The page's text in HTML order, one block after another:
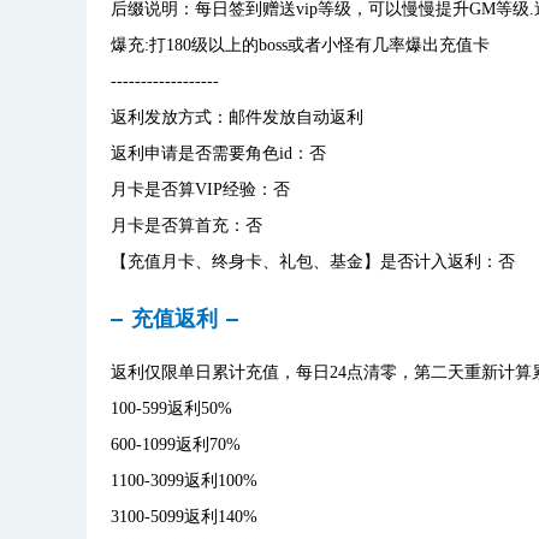
后缀说明：每日签到赠送vip等级，可以慢慢提升GM等级.
爆充:打180级以上的boss或者小怪有几率爆出充值卡
------------------
返利发放方式：邮件发放自动返利
返利申请是否需要角色id：否
月卡是否算VIP经验：否
月卡是否算首充：否
【充值月卡、终身卡、礼包、基金】是否计入返利：否
充值返利
返利仅限单日累计充值，每日24点清零，第二天重新计算
100-599返利50%
600-1099返利70%
1100-3099返利100%
3100-5099返利140%